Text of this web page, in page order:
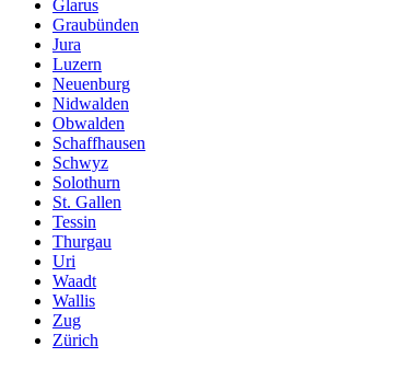
Glarus
Graubünden
Jura
Luzern
Neuenburg
Nidwalden
Obwalden
Schaffhausen
Schwyz
Solothurn
St. Gallen
Tessin
Thurgau
Uri
Waadt
Wallis
Zug
Zürich